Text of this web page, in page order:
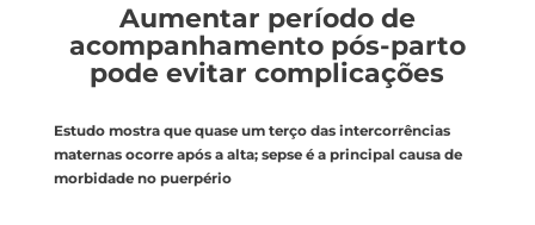
Aumentar período de
acompanhamento pós-parto
pode evitar complicações
Estudo mostra que quase um terço das intercorrências
maternas ocorre após a alta; sepse é a principal causa de
morbidade no puerpério